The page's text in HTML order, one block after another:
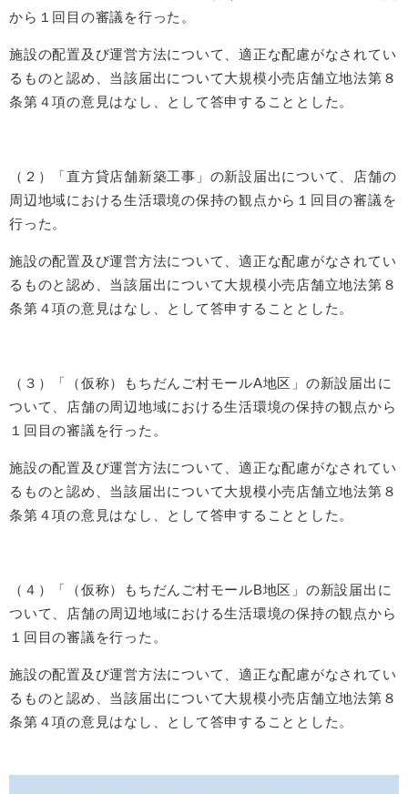
から１回目の審議を行った。
施設の配置及び運営方法について、適正な配慮がなされてい
るものと認め、当該届出について大規模小売店舗立地法第８
条第４項の意見はなし、として答申することとした。
（２）「直方貸店舗新築工事」の新設届出について、店舗の
周辺地域における生活環境の保持の観点から１回目の審議を
行った。
施設の配置及び運営方法について、適正な配慮がなされてい
るものと認め、当該届出について大規模小売店舗立地法第８
条第４項の意見はなし、として答申することとした。
（３）「（仮称）もちだんご村モールA地区」の新設届出に
ついて、店舗の周辺地域における生活環境の保持の観点から
１回目の審議を行った。
施設の配置及び運営方法について、適正な配慮がなされてい
るものと認め、当該届出について大規模小売店舗立地法第８
条第４項の意見はなし、として答申することとした。
（４）「（仮称）もちだんご村モールB地区」の新設届出に
ついて、店舗の周辺地域における生活環境の保持の観点から
１回目の審議を行った。
施設の配置及び運営方法について、適正な配慮がなされてい
るものと認め、当該届出について大規模小売店舗立地法第８
条第４項の意見はなし、として答申することとした。